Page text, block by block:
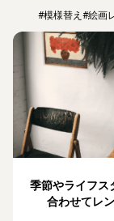
#模様替え #絵画
季節やライフス
合わせてレ